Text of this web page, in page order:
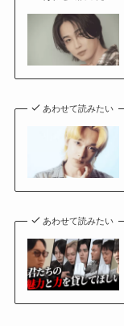
あわせて読みたい
あわせて読みたい